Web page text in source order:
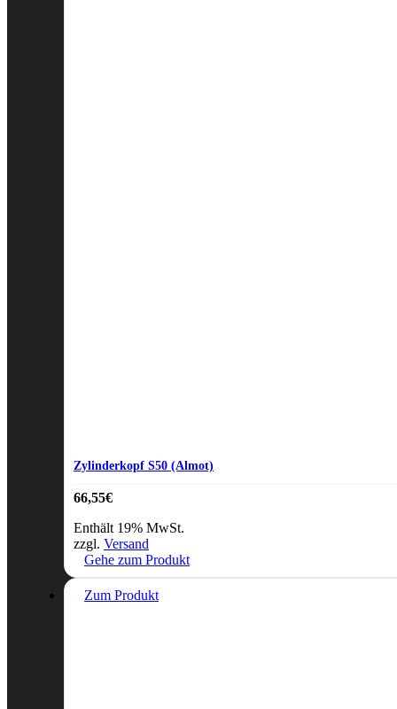
Zylinderkopf S50 (Almot)
66,55€
Enthält 19% MwSt.
zzgl. Versand
Gehe zum Produkt
Zum Produkt